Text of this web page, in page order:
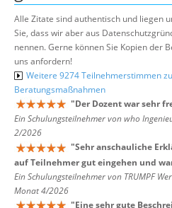
Alle Zitate sind authentisch und liegen
Sie, dass wir aber aus
nennen. Gerne können Sie Kopien der
uns anfordern!
Weitere 9274 Teilnehmerstimmen
Beratungsmaßnahmen
"Der Dozent war sehr
Ein Schulungsteilnehmer von who
2/2026
"Sehr anschauliche
auf Teilnehmer gut eingehen und
Ein Schulungsteilnehmer von TRUMPF
Monat 4/2026
"Eine sehr gute